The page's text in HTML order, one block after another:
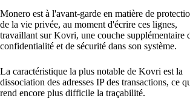
Monero est à l'avant-garde en matière de
de la vie privée, au moment d'écrire ces lignes,
travaillant sur Kovri, une couche supplémentaire
confidentialité et de sécurité dans son système.
La caractéristique la plus notable de Kovri est la
dissociation des adresses IP des transactions, ce
rend encore plus difficile la traçabilité.